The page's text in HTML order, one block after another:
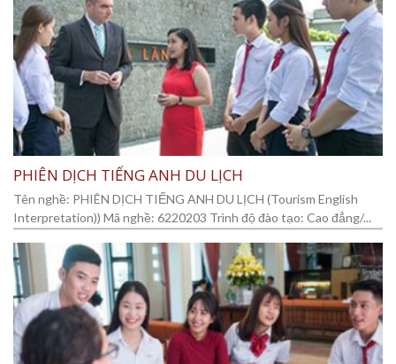
PHIÊN DỊCH TIẾNG ANH DU LỊCH
Tên nghề: PHIÊN DỊCH TIẾNG ANH DU LỊCH (Tourism English
Interpretation)) Mã nghề: 6220203 Trình độ đào tạo: Cao đẳng/...